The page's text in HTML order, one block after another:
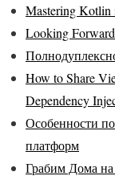
Mastering Kotlin
Looking
How to Share
Dependency
Особенности
платформ
Грабим Дома